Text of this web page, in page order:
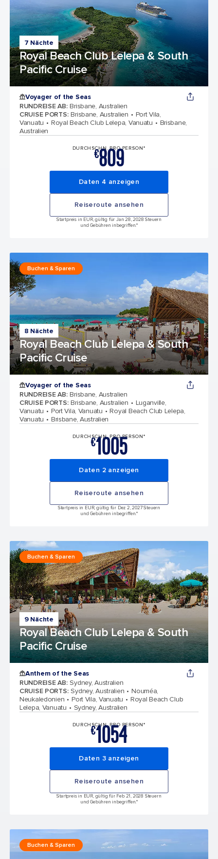
7 Nächte
Royal Beach Club Lelepa & South
Pacific Cruise
Voyager of the Seas
RUNDREISE AB: Brisbane, Australien
CRUISE PORTS: Brisbane, Australien
Port Vila,
Vanuatu
Royal Beach Club Lelepa, Vanuatu
Brisbane,
Australien
DURCHSCHN. PRO PERSON*
€809
Daten 4 anzeigen
Reiseroute ansehen
Startpreis in EUR, gültig für Jan 28, 2028 Steuern
und Gebühren inbegriffen.*
8 Nächte
Royal Beach Club Lelepa & South
Pacific Cruise
Buchen & Sparen
Voyager of the Seas
RUNDREISE AB: Brisbane, Australien
CRUISE PORTS: Brisbane, Australien
Luganville,
Vanuatu
Port Vila, Vanuatu
Royal Beach Club Lelepa,
Vanuatu
Brisbane, Australien
DURCHSCHN. PRO PERSON*
€1005
Daten 2 anzeigen
Reiseroute ansehen
Startpreis in EUR, gültig für Dez 2, 2027 Steuern
und Gebühren inbegriffen.*
9 Nächte
Royal Beach Club Lelepa & South
Pacific Cruise
Buchen & Sparen
Anthem of the Seas
RUNDREISE AB: Sydney, Australien
CRUISE PORTS: Sydney, Australien
Nouméa,
Neukaledonien
Port Vila, Vanuatu
Royal Beach Club
Lelepa, Vanuatu
Sydney, Australien
DURCHSCHN. PRO PERSON*
€1054
Daten 3 anzeigen
Reiseroute ansehen
Startpreis in EUR, gültig für Feb 21, 2028 Steuern
und Gebühren inbegriffen.*
Buchen & Sparen